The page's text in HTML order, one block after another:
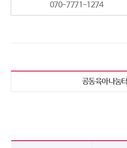
070-7771-1274
공동육아나눔터